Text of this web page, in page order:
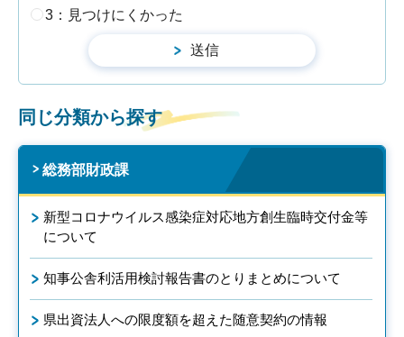
3：見つけにくかった
同じ分類から探す
総務部財政課
新型コロナウイルス感染症対応地方創生臨時交付金等
について
知事公舎利活用検討報告書のとりまとめについて
県出資法人への限度額を超えた随意契約の情報